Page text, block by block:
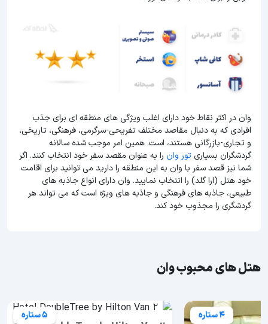
وان در اکثر نقاط خود دارای اغلب ویژگی های منطقه ای برای جذب
افرادی که به دنبال مقاصد مختلف تفریحی-سرگرمی، فرهنگی، تاریخی،
و تجاری-بازرگانی هستند، است. همین امر موجب شده سالانه
گردشگران بسیاریتور وان را به عنوان مقصد سفر خود انتخاب کنند. اگر
شما نیز قصد سفر با وان به این منطقه را دارید می توانید برای اقامت
خود هتل (ارا گلد) را انتخاب نمایید. وان دارای انواع جاذبه های
طبیعی، جاذبه های فرهنگی و جاذبه های ویژه است که می تواند هر
گردشگری را مجذوب خود کند.
هتل های محبوب وان
4 ستاره 5 ستاره